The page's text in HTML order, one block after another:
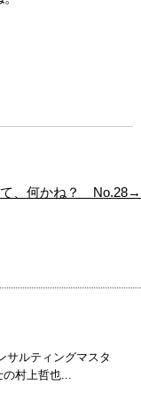
、何かね？ No.28→
サルティングマスタ
村上哲也...